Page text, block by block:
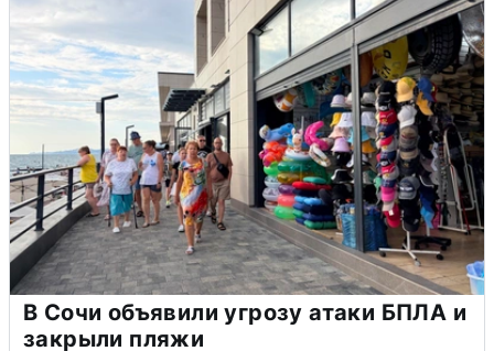
В Сочи объявили угрозу атаки БПЛА и
закрыли пляжи